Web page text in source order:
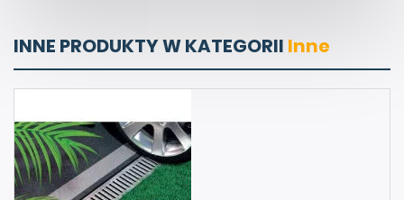
INNE PRODUKTY W KATEGORII Inne